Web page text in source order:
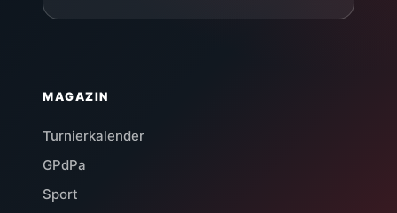
MAGAZIN
Turnierkalender
GPdPa
Sport